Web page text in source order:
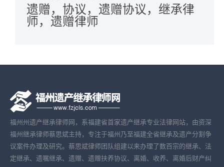
遗赠，协议，遗赠协议，继承律
师，遗赠律师
福州州遗产继承律师网，系福建省首家遗产继承专业法律网站，由资深
福州继承律师蔡思斌主持，专注于福州乃至福建全省继承及遗产分割争
议案件办理及研究。蔡思斌律师团队组建以来办理了数百宗的继承、法
定继承、遗嘱继承、遗赠、遗赠扶养协议、离婚、收养、离婚后财产纠